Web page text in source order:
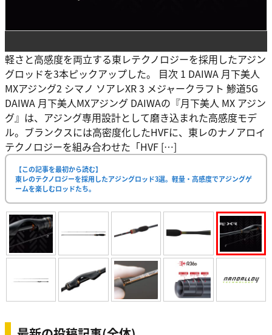
軽さと高感度を両立する東レテクノロジーを採用したアジン
グロッドを3本ピックアップした。 目次 1 DAIWA 月下美人
MXアジング2 シマノ ソアレXR 3 メジャークラフト 鯵道5G
DAIWA 月下美人MXアジング DAIWAの『月下美人 MX アジン
グ』は、アジング専用設計として磨き込まれた高感度モデ
ル。ブランクスには高密度化したHVFに、東レのナノアロイ
テクノロジーを組み合わせた「HVF […]
【この記事を最初から読む】
東レのテクノロジーを採用したアジングロッド3選。軽量・高感度でアジングゲ
ームを楽しむロッドたち。